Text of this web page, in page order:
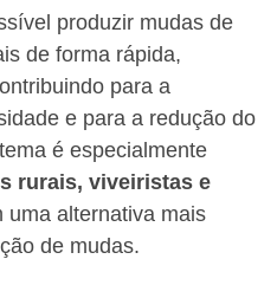
produzir mudas de
de forma rápida,
para a
e para a redução do
é especialmente
rurais, viveiristas e
uma alternativa mais
de mudas.